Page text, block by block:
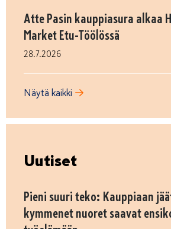
Atte Pasin kauppiasura alkaa
Market Etu-Töölössä
28.7.2026
Näytä kaikki
Uutiset
Pieni suuri teko: Kauppiaan
kymmenet nuoret saavat